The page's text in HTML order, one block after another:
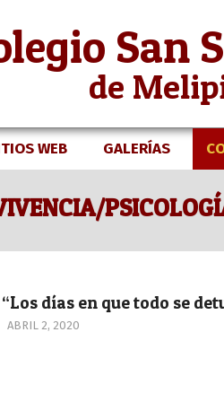
San
de
Secondary
Menu
WEB GALERÍAS
“Los días en que todo se
2020-
ABRIL 2, 2020